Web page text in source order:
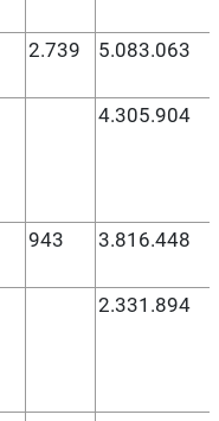
2.739 5.083.063
4.305.904
943 3.816.448
2.331.894